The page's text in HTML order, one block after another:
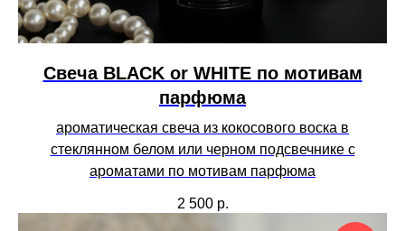
Свеча BLACK or WHITE по мотивам
парфюма
ароматическая свеча из кокосового воска в
стеклянном белом или черном подсвечнике с
ароматами по мотивам парфюма
2 500 р.